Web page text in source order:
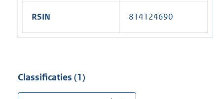
RSIN 814124690
Classificaties (1)